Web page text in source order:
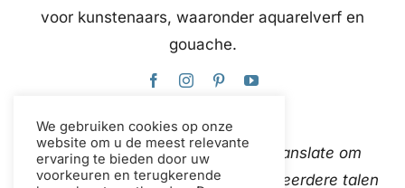
voor kunstenaars, waaronder aquarelverf en
gouache.
Deze website gebruikt Google Translate om
content direct en automatisch in meerdere talen
We gebruiken cookies op onze
website om u de meest relevante
ervaring te bieden door uw
voorkeuren en terugkerende